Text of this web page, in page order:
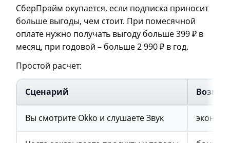
СберПрайм окупается, если подписка приносит
больше выгоды, чем стоит. При помесячной
оплате нужно получать выгоду больше 399 ₽ в
месяц, при годовой– больше 2 990 ₽ в год.
Простой расчет:
Сценарий
Вы смотрите Okko и слушаете Звук